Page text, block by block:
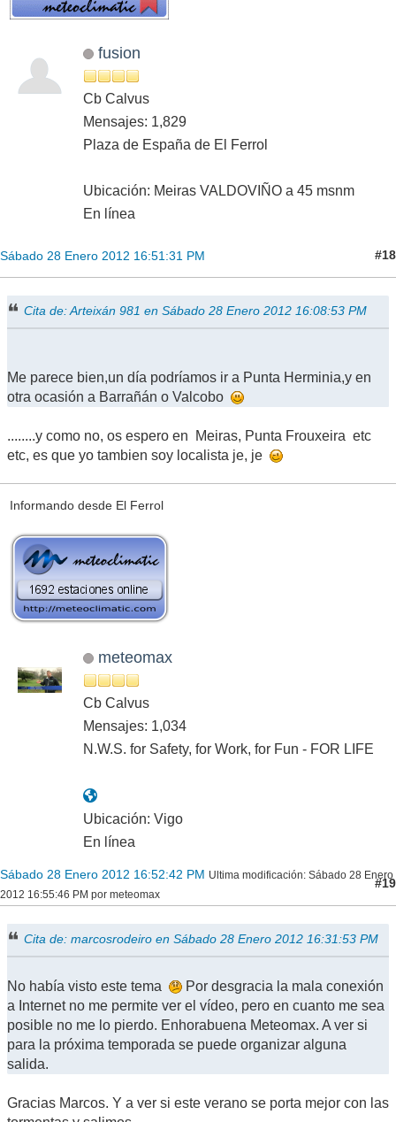
fusion
Cb Calvus
Mensajes: 1,829
Plaza de España de El Ferrol
Ubicación: Meiras VALDOVIÑO a 45 msnm
En línea
Sábado 28 Enero 2012 16:51:31 PM #18
Cita de: Arteixán 981 en Sábado 28 Enero 2012 16:08:53 PM
Me parece bien,un día podríamos ir a Punta Herminia,y en
otra ocasión a Barrañán o Valcobo
........y como no, os espero en Meiras, Punta Frouxeira etc
etc, es que yo tambien soy localista je, je
Informando desde El Ferrol
meteomax
Cb Calvus
Mensajes: 1,034
N.W.S. for Safety, for Work, for Fun - FOR LIFE
Ubicación: Vigo
En línea
Sábado 28 Enero 2012 16:52:42 PM Ultima modificación: Sábado 28 Enero
2012 16:55:46 PM por meteomax
#19
Cita de: marcosrodeiro en Sábado 28 Enero 2012 16:31:53 PM
No había visto este tema
Por desgracia la mala conexión
a Internet no me permite ver el vídeo, pero en cuanto me sea
posible no me lo pierdo. Enhorabuena Meteomax. A ver si
para la próxima temporada se puede organizar alguna
salida.
Gracias Marcos. Y a ver si este verano se porta mejor con las